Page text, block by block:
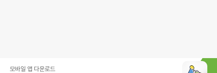
모바일 앱 다운로드